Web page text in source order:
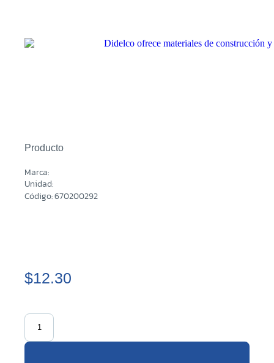
Producto
Marca:
Unidad:
Código: 670200292
$12.30